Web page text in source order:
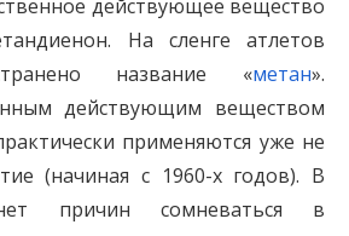
действующее вещество
На сленге атлетов
название «метан».
действующим веществом
применяются уже не
(начиная с 1960-х годов). В
причин сомневаться в